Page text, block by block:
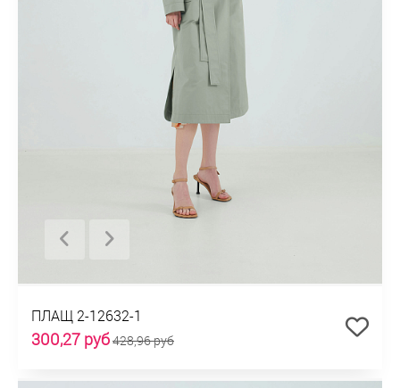
ПЛАЩ 2-12632-1
300,27 руб428,96 руб